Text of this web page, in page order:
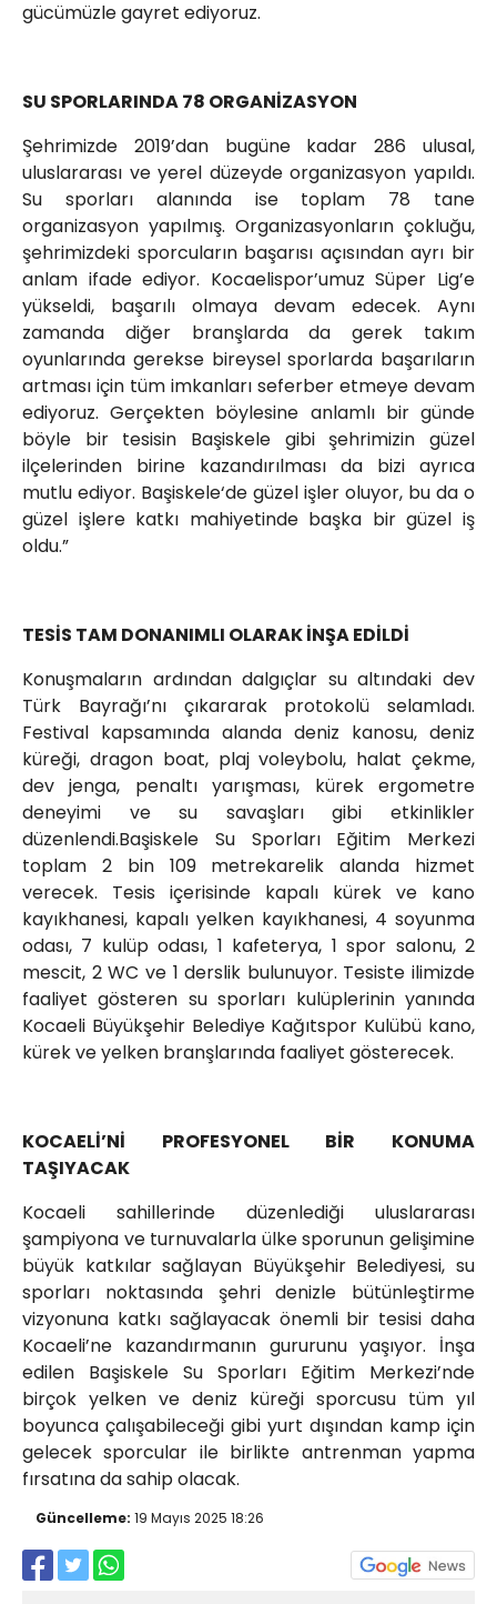
gücümüzle gayret ediyoruz.
SU SPORLARINDA 78 ORGANİZASYON
Şehrimizde 2019’dan bugüne kadar 286 ulusal,
uluslararası ve yerel düzeyde organizasyon yapıldı.
Su sporları alanında ise toplam 78 tane
organizasyon yapılmış. Organizasyonların çokluğu,
şehrimizdeki sporcuların başarısı açısından ayrı bir
anlam ifade ediyor. Kocaelispor’umuz Süper Lig’e
yükseldi, başarılı olmaya devam edecek. Aynı
zamanda diğer branşlarda da gerek takım
oyunlarında gerekse bireysel sporlarda başarıların
artması için tüm imkanları seferber etmeye devam
ediyoruz. Gerçekten böylesine anlamlı bir günde
böyle bir tesisin Başiskele gibi şehrimizin güzel
ilçelerinden birine kazandırılması da bizi ayrıca
mutlu ediyor. Başiskele‘de güzel işler oluyor, bu da o
güzel işlere katkı mahiyetinde başka bir güzel iş
oldu.”
TESİS TAM DONANIMLI OLARAK İNŞA EDİLDİ
Konuşmaların ardından dalgıçlar su altındaki dev
Türk Bayrağı’nı çıkararak protokolü selamladı.
Festival kapsamında alanda deniz kanosu, deniz
küreği, dragon boat, plaj voleybolu, halat çekme,
dev jenga, penaltı yarışması, kürek ergometre
deneyimi ve su savaşları gibi etkinlikler
düzenlendi.Başiskele Su Sporları Eğitim Merkezi
toplam 2 bin 109 metrekarelik alanda hizmet
verecek. Tesis içerisinde kapalı kürek ve kano
kayıkhanesi, kapalı yelken kayıkhanesi, 4 soyunma
odası, 7 kulüp odası, 1 kafeterya, 1 spor salonu, 2
mescit, 2 WC ve 1 derslik bulunuyor. Tesiste ilimizde
faaliyet gösteren su sporları kulüplerinin yanında
Kocaeli Büyükşehir Belediye Kağıtspor Kulübü kano,
kürek ve yelken branşlarında faaliyet gösterecek.
KOCAELİ’Nİ PROFESYONEL BİR KONUMA
TAŞIYACAK
Kocaeli sahillerinde düzenlediği uluslararası
şampiyona ve turnuvalarla ülke sporunun gelişimine
büyük katkılar sağlayan Büyükşehir Belediyesi, su
sporları noktasında şehri denizle bütünleştirme
vizyonuna katkı sağlayacak önemli bir tesisi daha
Kocaeli’ne kazandırmanın gururunu yaşıyor. İnşa
edilen Başiskele Su Sporları Eğitim Merkezi’nde
birçok yelken ve deniz küreği sporcusu tüm yıl
boyunca çalışabileceği gibi yurt dışından kamp için
gelecek sporcular ile birlikte antrenman yapma
fırsatına da sahip olacak.
Güncelleme: 19 Mayıs 2025 18:26